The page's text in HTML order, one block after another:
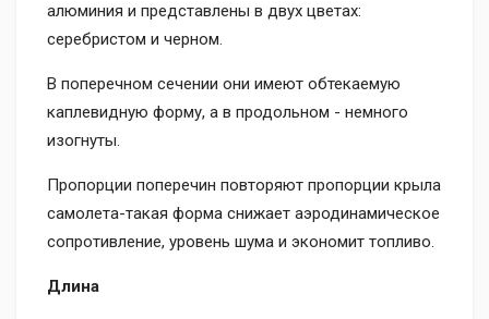
алюминия и представлены в двух цветах:
серебристом и черном.
В поперечном сечении они имеют обтекаемую
каплевидную форму, а в продольном - немного
изогнуты.
Пропорции поперечин повторяют пропорции крыла
самолета-такая форма снижает аэродинамическое
сопротивление, уровень шума и экономит топливо.
Длина